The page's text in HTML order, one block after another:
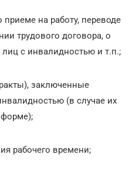
на работу, переводе
трудового договора, о
лиц с инвалидностью и т.п.;
заключенные
(в случае их
рабочего времени;